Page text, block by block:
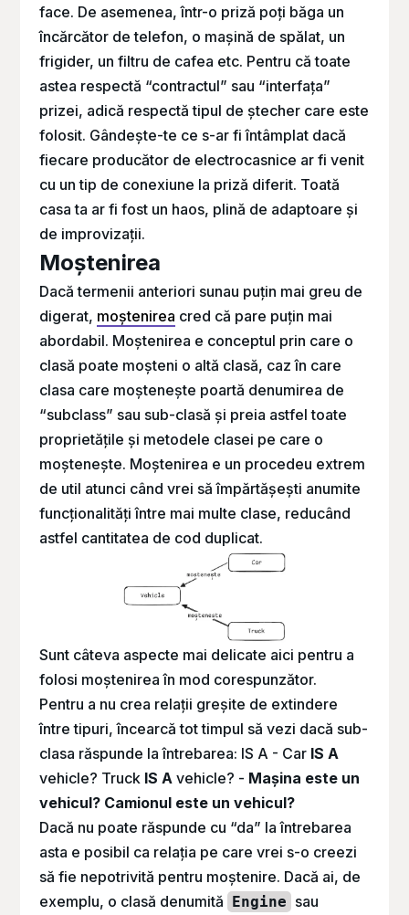
face. De asemenea, într-o priză poți băga un
încărcător de telefon, o mașină de spălat, un
frigider, un filtru de cafea etc. Pentru că toate
astea respectă “contractul” sau “interfața”
prizei, adică respectă tipul de ștecher care este
folosit. Gândește-te ce s-ar fi întâmplat dacă
fiecare producător de electrocasnice ar fi venit
cu un tip de conexiune la priză diferit. Toată
casa ta ar fi fost un haos, plină de adaptoare și
de improvizații.
Moștenirea
Dacă termenii anteriori sunau puțin mai greu de
digerat, moștenirea cred că pare puțin mai
abordabil. Moștenirea e conceptul prin care o
clasă poate moșteni o altă clasă, caz în care
clasa care moștenește poartă denumirea de
“subclass” sau sub-clasă și preia astfel toate
proprietățile și metodele clasei pe care o
moștenește. Moștenirea e un procedeu extrem
de util atunci când vrei să împărtășești anumite
funcționalități între mai multe clase, reducând
astfel cantitatea de cod duplicat.
Sunt câteva aspecte mai delicate aici pentru a
folosi moștenirea în mod corespunzător.
Pentru a nu crea relații greșite de extindere
între tipuri, încearcă tot timpul să vezi dacă sub-
clasa răspunde la întrebarea: IS A - Car IS A
vehicle? Truck IS Avehicle? - Mașina este un
vehicul? Camionul este un vehicul?
Dacă nu poate răspunde cu “da” la întrebarea
asta e posibil ca relația pe care vrei s-o creezi
să fie nepotrivită pentru moștenire. Dacă ai, de
exemplu, o clasă denumită
Engine sau